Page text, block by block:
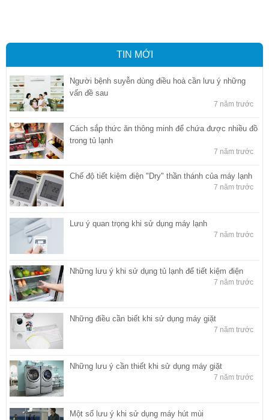
TIN MỚI
Người bệnh suyễn dùng điều hoà cần lưu ý những
vấn đề sau
7 năm trước
Cách sắp thức ăn thông minh để chứa được nhiều đồ
trong tủ lạnh
7 năm trước
Chế độ tiết kiệm điện "Dry" thần thánh của máy lạnh
7 năm trước
Lưu ý quan trọng khi sử dụng máy lạnh
7 năm trước
Những lưu ý khi sử dụng tủ lạnh để tiết kiệm điện
7 năm trước
Những điều cần biết khi sử dụng máy giặt
7 năm trước
Những lưu ý cần thiết khi sử dụng máy giặt
7 năm trước
Một số lưu ý khi sử dụng máy hút mùi